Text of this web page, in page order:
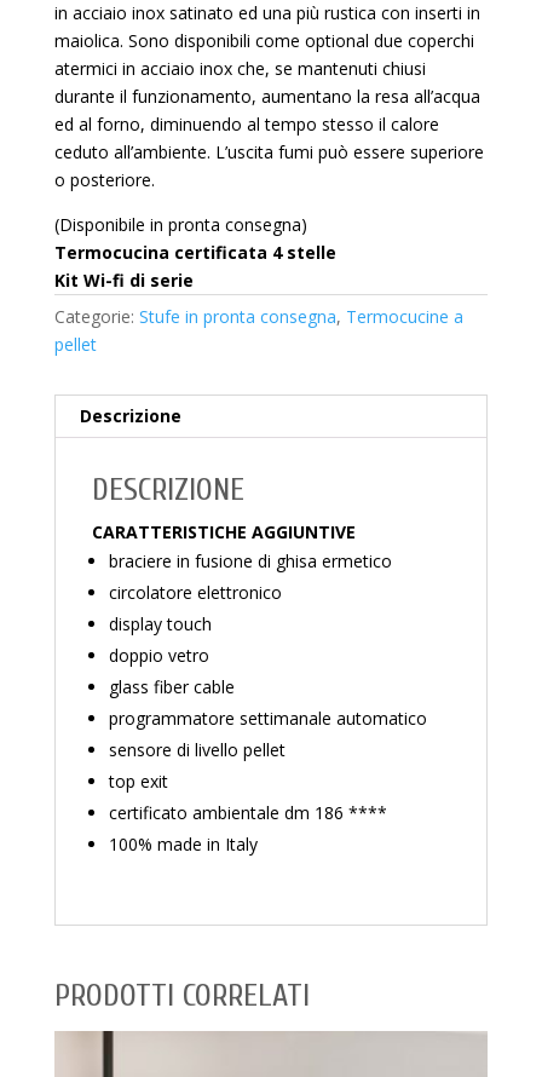
in acciaio inox satinato ed una più rustica con inserti in
maiolica. Sono disponibili come optional due coperchi
atermici in acciaio inox che, se mantenuti chiusi
durante il funzionamento, aumentano la resa all’acqua
ed al forno, diminuendo al tempo stesso il calore
ceduto all’ambiente. L’uscita fumi può essere superiore
o posteriore.
(Disponibile in pronta consegna)
Termocucina certificata 4 stelle
Kit Wi-fi di serie
Categorie: Stufe in pronta consegna, Termocucine a
pellet
Descrizione
DESCRIZIONE
CARATTERISTICHE AGGIUNTIVE
braciere in fusione di ghisa ermetico
circolatore elettronico
display touch
doppio vetro
glass fiber cable
programmatore settimanale automatico
sensore di livello pellet
top exit
certificato ambientale dm 186 ****
100% made in Italy
PRODOTTI CORRELATI